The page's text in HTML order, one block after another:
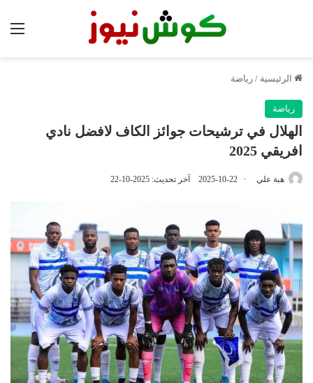
الرئيسية / رياضة
رياضة
الهلال في ترشيحات جوائز الكاف لافضل نادي
افريقي 2025
هبة علي 2025-10-22 آخر تحديث: 2025-10-22